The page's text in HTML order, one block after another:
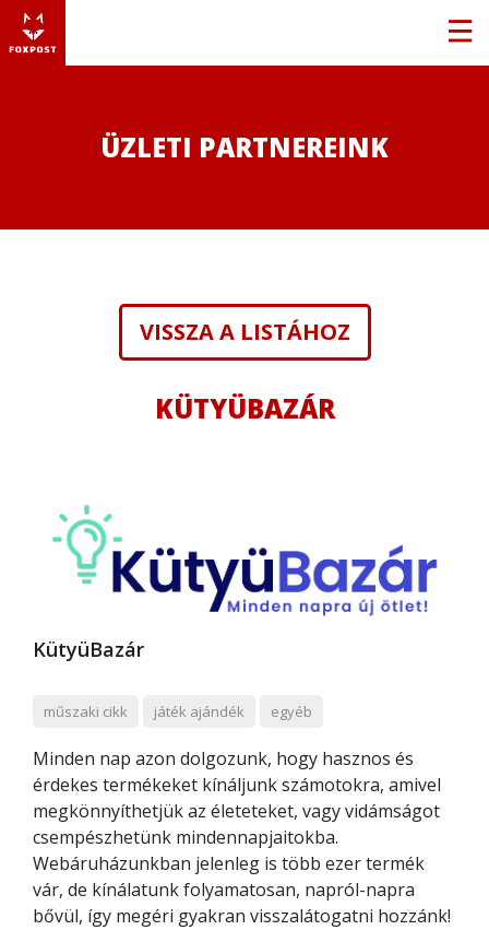
ÜZLETI PARTNEREINK
VISSZA A LISTÁHOZ
KÜTYÜBAZÁR
KütyüBazár
műszaki cikk játék ajándék egyéb
Minden nap azon dolgozunk, hogy hasznos és
érdekes termékeket kínáljunk számotokra, amivel
megkönnyíthetjük az életeteket, vagy vidámságot
csempészhetünk mindennapjaitokba.
Webáruházunkban jelenleg is több ezer termék
vár, de kínálatunk folyamatosan, napról-napra
bővül, így megéri gyakran visszalátogatni hozzánk!